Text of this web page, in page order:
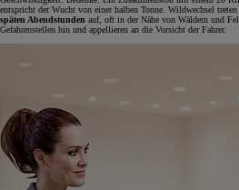
entspricht der Wucht von einer halben Tonne. Wildwechsel
späten Abendstunden auf, oft in der Nähe von Wäldern und
Gefahrenstellen hin und appellieren an die Vorsicht der Fahrer.